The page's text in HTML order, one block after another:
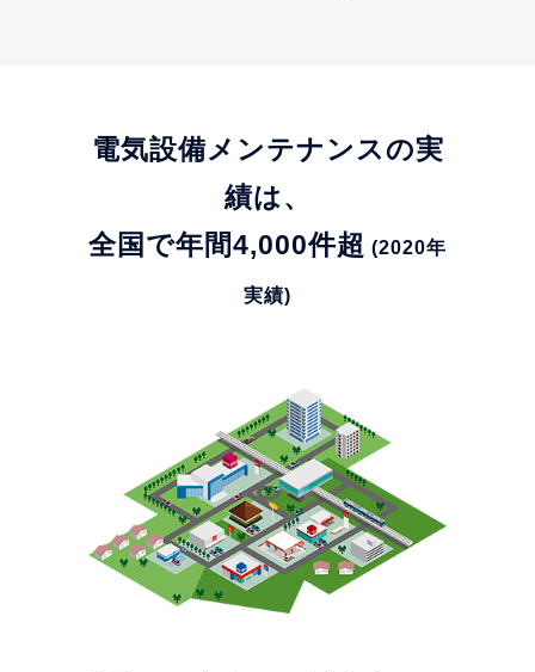
電気設備メンテナンスの実
績は、
全国で年間4,000件超 (2020年
実績)